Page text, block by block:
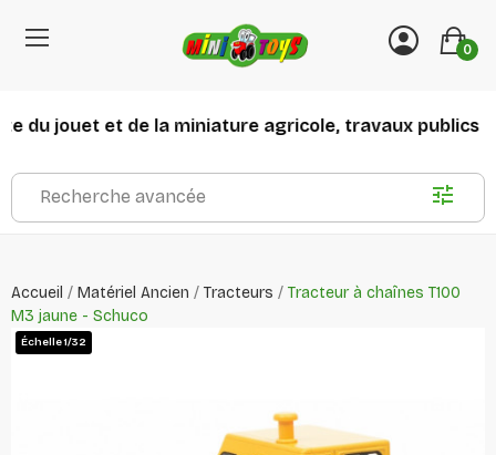
0
jouet et de la miniature agricole, travaux publics et
Recherche avancée
Accueil Matériel Ancien Tracteurs
Tracteur à chaînes T100
M3 jaune - Schuco
Échelle 1/32